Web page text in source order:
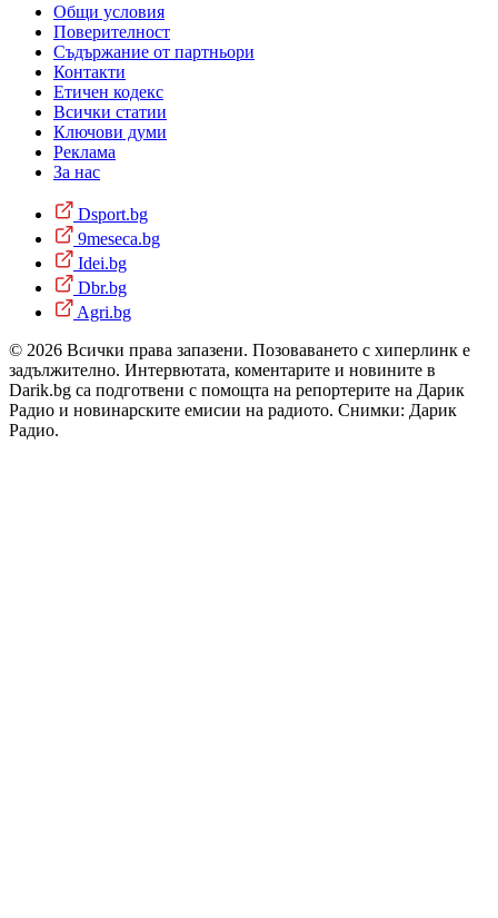
Общи условия
Поверителност
Съдържание от партньори
Контакти
Етичен кодекс
Всички статии
Ключови думи
Реклама
За нас
Dsport.bg
9meseca.bg
Idei.bg
Dbr.bg
Agri.bg
© 2026 Всички права запазени. Позоваването с хиперлинк е
задължително. Интервютата, коментарите и новините в
Darik.bg са подготвени с помощта на репортерите на Дарик
Радио и новинарските емисии на радиото. Снимки: Дарик
Радио.